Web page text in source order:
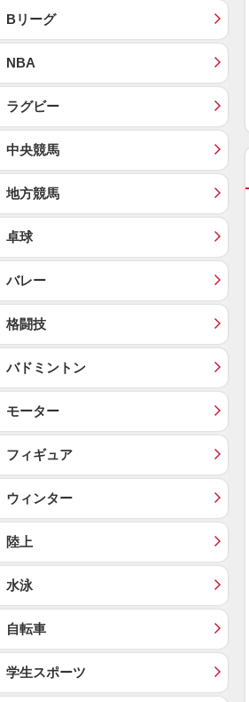
Bリーグ
NBA
ラグビー
中央競馬
地方競馬
卓球
バレー
格闘技
バドミントン
モーター
フィギュア
ウィンター
陸上
水泳
自転車
学生スポーツ